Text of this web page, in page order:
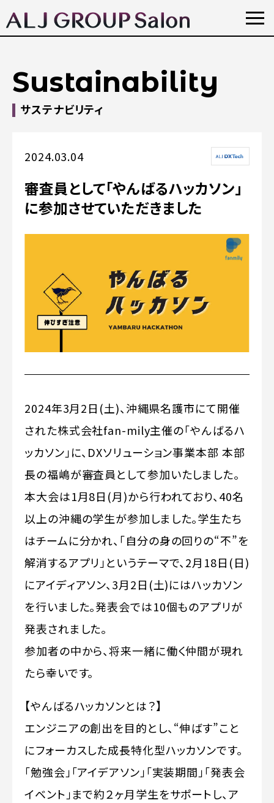
Sustainability
サステナビリティ
2024.03.04
審査員として「やんばるハッカソン」
に参加させていただきました
2024年3月2日(土)、沖縄県名護市にて開催
された株式会社fan-mily主催の「やんばるハ
ッカソン」に、DXソリューション事業本部 本部
長の福嶋が審査員として参加いたしました。
本大会は1月8日(月)から行われており、40名
以上の沖縄の学生が参加しました。学生たち
はチームに分かれ、「自分の身の回りの“不”を
解消するアプリ」というテーマで、2月18日(日)
にアイディアソン、3月2日(土)にはハッカソン
を行いました。発表会では10個ものアプリが
発表されました。
参加者の中から、将来一緒に働く仲間が現れ
たら幸いです。
【やんばるハッカソンとは？】
エンジニアの創出を目的とし、“伸ばす”こと
にフォーカスした成長特化型ハッカソンです。
「勉強会」「アイデアソン」「実装期間」「発表会
イベント」まで約２ヶ月学生をサポートし、ア